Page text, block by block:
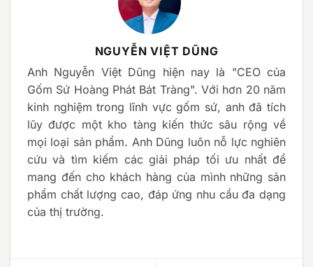
NGUYỄN VIỆT DŨNG
Anh Nguyễn Việt Dũng hiện nay là "CEO của
Gốm Sứ Hoàng Phát Bát Tràng". Với hơn 20 năm
kinh nghiệm trong lĩnh vực gốm sứ, anh đã tích
lũy được một kho tàng kiến thức sâu rộng về
mọi loại sản phẩm. Anh Dũng luôn nỗ lực nghiên
cứu và tìm kiếm các giải pháp tối ưu nhất để
mang đến cho khách hàng của mình những sản
phẩm chất lượng cao, đáp ứng nhu cầu đa dạng
của thị trường.